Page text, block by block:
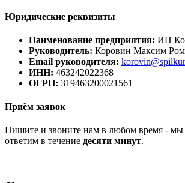
Юридические реквизиты
Наименование предприятия: ИП
Руководитель: Коровин Максим
Email руководителя:
ИНН: 463242022368
ОГРН: 319463200021561
Приём заявок
Пишите и звоните нам в любом время - мы
ответим в течение десяти минут.